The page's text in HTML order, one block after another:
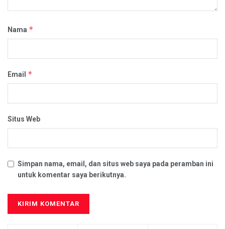
Nama *
Email *
Situs Web
Simpan nama, email, dan situs web saya pada peramban ini
untuk komentar saya berikutnya.